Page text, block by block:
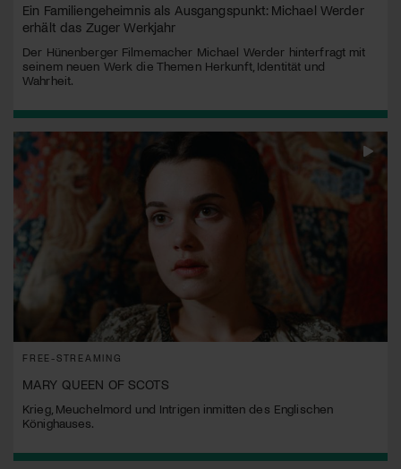
Ein Familiengeheimnis als Ausgangspunkt: Michael Werder
erhält das Zuger Werkjahr
Der Hünenberger Filmemacher Michael Werder hinterfragt mit
seinem neuen Werk die Themen Herkunft, Identität und
Wahrheit.
FREE-STREAMING
MARY QUEEN OF SCOTS
Krieg, Meuchelmord und Intrigen inmitten des Englischen
Könighauses.